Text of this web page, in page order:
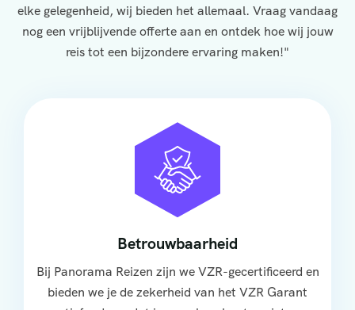
elke gelegenheid, wij bieden het allemaal. Vraag vandaag
nog een vrijblijvende offerte aan en ontdek hoe wij jouw
reis tot een bijzondere ervaring maken!"
Betrouwbaarheid
Bij Panorama Reizen zijn we VZR-gecertificeerd en
bieden we je de zekerheid van het VZR Garant